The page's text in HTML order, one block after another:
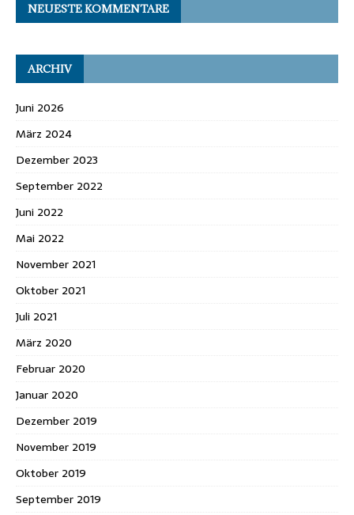
NEUESTE KOMMENTARE
ARCHIV
Juni 2026
März 2024
Dezember 2023
September 2022
Juni 2022
Mai 2022
November 2021
Oktober 2021
Juli 2021
März 2020
Februar 2020
Januar 2020
Dezember 2019
November 2019
Oktober 2019
September 2019